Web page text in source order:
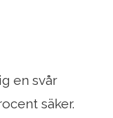
en svår
säker.